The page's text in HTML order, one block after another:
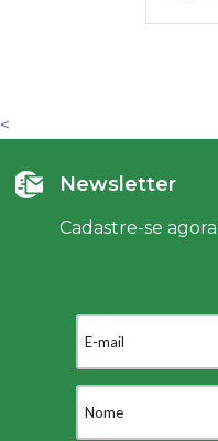
<
Newsletter
Cadastre-se